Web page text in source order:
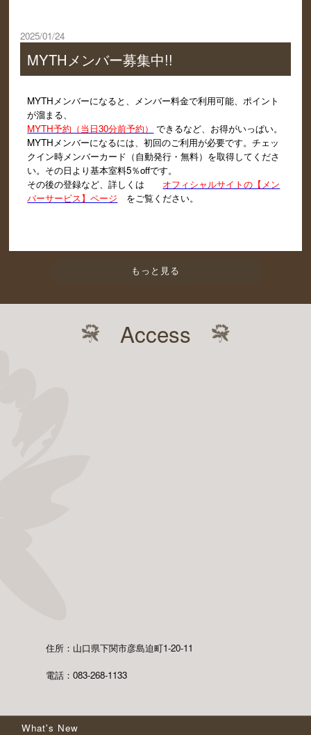
2025/01/24
MYTHメンバー募集中!!
MYTHメンバーになると、メンバー料金で利用可能、ポイント
が溜まる、
MYTH予約（当日30分前予約）
できるなど、お得がいっぱい。
MYTHメンバーになるには、初回のご利用が必要です。チェッ
クイン時メンバーカード（自動発行・無料）を取得してくださ
い。その日より基本室料5％offです。
その後の登録など、詳しくは オフィシャルサイトの【メン
バーサービス】ページ をご覧ください。
もっと見る
Access
住所：山口県下関市彦島迫町1-20-11
電話：083-268-1133
What's New